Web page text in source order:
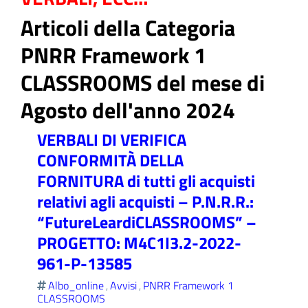
del sito
Articoli della Categoria
PNRR Framework 1
CLASSROOMS del mese di
Agosto dell'anno 2024
VERBALI DI VERIFICA
CONFORMITÀ DELLA
FORNITURA di tutti gli acquisti
relativi agli acquisti – P.N.R.R.:
“FutureLeardiCLASSROOMS” –
PROGETTO: M4C1I3.2-2022-
961-P-13585
Albo_online,Avvisi, PNRR Framework 1
CLASSROOMS